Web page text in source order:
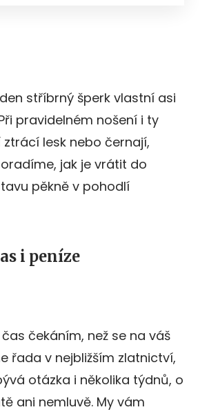
stříbrný šperk vlastní asi
pravidelném nošení i ty
ztrácí lesk nebo černají,
jak je vrátit do
pěkně v pohodlí
i peníze
čekáním, než se na váš
řada v nejbližším zlatnictví,
otázka i několika týdnů, o
ani nemluvě. My vám